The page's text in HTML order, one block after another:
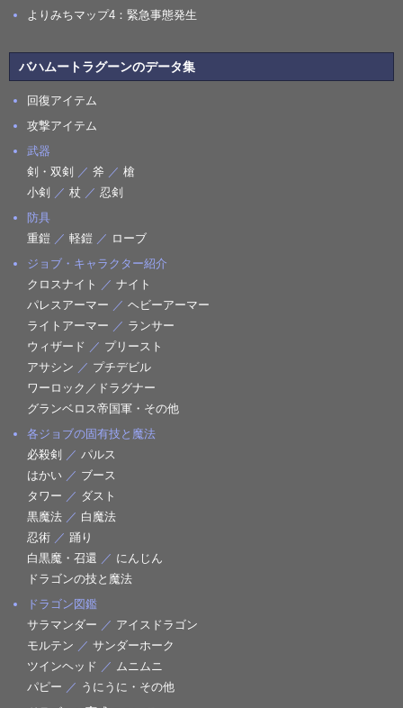
よりみちマップ4：緊急事態発生
バハムートラグーンのデータ集
回復アイテム
攻撃アイテム
武器
剣・双剣 ／ 斧 ／ 槍
小剣 ／ 杖 ／ 忍剣
防具
重鎧 ／ 軽鎧 ／ ローブ
ジョブ・キャラクター紹介
クロスナイト ／ ナイト
パレスアーマー ／ ヘビーアーマー
ライトアーマー ／ ランサー
ウィザード ／ プリースト
アサシン ／ プチデビル
ワーロック／ドラグナー
グランベロス帝国軍・その他
各ジョブの固有技と魔法
必殺剣 ／ パルス
はかい ／ ブース
タワー ／ ダスト
黒魔法 ／ 白魔法
忍術 ／ 踊り
白黒魔・召還 ／ にんじん
ドラゴンの技と魔法
ドラゴン図鑑
サラマンダー ／ アイスドラゴン
モルテン ／ サンダーホーク
ツインヘッド ／ ムニムニ
パピー ／ うにうに・その他